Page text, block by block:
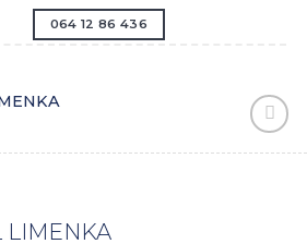
064 12 86 436
Zaprati
LIMENKA